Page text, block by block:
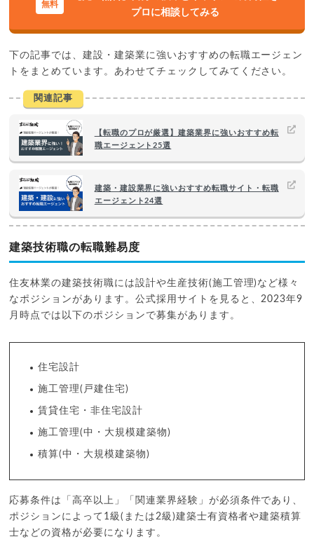
プロに相談してみる
下の記事では、建設・建築業に強いおすすめの転職エージェン
トをまとめています。あわせてチェックしてみてください。
関連記事
【転職のプロが厳選】建築業界に強いおすすめ転
職エージェント25選
建築・建設業界に強いおすすめ転職サイト・転職
エージェント24選
建築技術職の転職難易度
住友林業の建築技術職には設計や生産技術(施工管理)など様々
なポジションがあります。公式採用サイトを見ると、2023年9
月時点では以下のポジションで募集があります。
住宅設計
施工管理(戸建住宅)
賃貸住宅・非住宅設計
施工管理(中・大規模建築物)
積算(中・大規模建築物)
応募条件は「高卒以上」「関連業界経験」が必須条件であり、
ポジションによって1級(または2級)建築士有資格者や建築積算
士などの資格が必要になります。